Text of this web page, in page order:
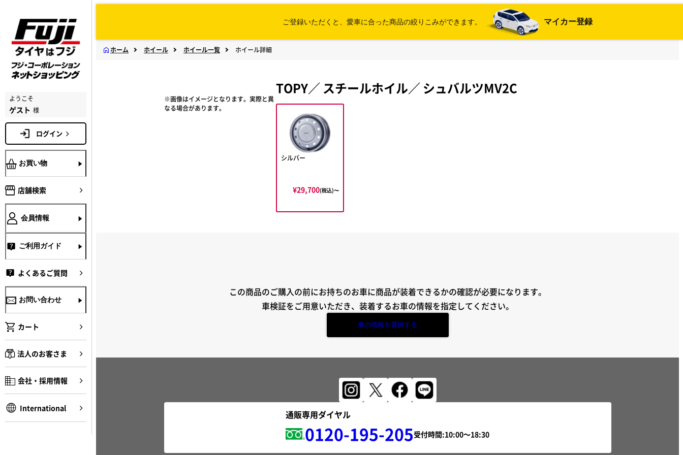
ようこそ
ゲスト 様
ログイン
お買い物
店舗検索
会員情報
ご利用ガイド
よくあるご質問
お問い合わせ
カート
法人のお客さま
会社・採用情報
International
ご登録いただくと、愛車に合った商品の絞りこみができます。 マイカー登録
ホーム ホイール ホイール一覧 ホイール詳細
※画像はイメージとなります。実際と異
なる場合があります。
TOPY／ スチールホイル／ シュバルツMV2C
シルバー
¥29,700(税込)〜
この商品のご購入の前にお持ちのお車に商品が装着できるかの確認が必要になります。
車検証をご用意いただき、装着するお車の情報を指定してください。
車の情報を選択する
通販専用ダイヤル
0120-195-205受付時間: